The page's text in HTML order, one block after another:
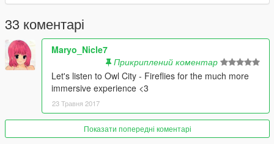
33 коментарі
Maryo_Nicle7
Прикриплений коментар
Let's listen to Owl City - Fireflies for the much more
immersive experience <3
23 Травня 2017
Показати попередні коментарі